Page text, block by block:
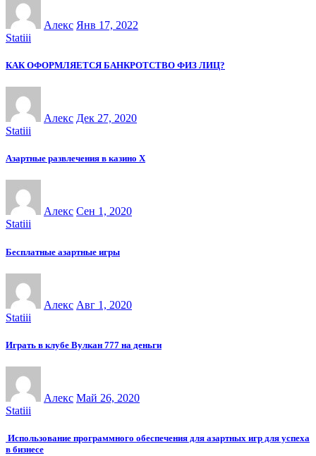
Алекс Янв 17, 2022
Statiii
КАК ОФОРМЛЯЕТСЯ БАНКРОТСТВО ФИЗ ЛИЦ?
Алекс Дек 27, 2020
Statiii
Азартные развлечения в казино Х
Алекс Сен 1, 2020
Statiii
Бесплатные азартные игры
Алекс Авг 1, 2020
Statiii
Играть в клубе Вулкан 777 на деньги
Алекс Май 26, 2020
Statiii
Использование программного обеспечения для азартных игр для успеха
в бизнесе